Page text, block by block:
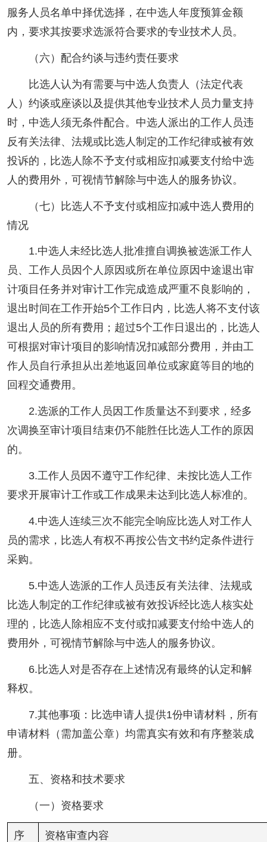
服务人员名单中择优选择，在中选人年度预算金额
内，要求其按要求选派符合要求的专业技术人员。
（六）配合约谈与违约责任要求
比选人认为有需要与中选人负责人（法定代表
人）约谈或座谈以及提供其他专业技术人员力量支持
时，中选人须无条件配合。中选人派出的工作人员违
反有关法律、法规或比选人制定的工作纪律或被有效
投诉的，比选人除不予支付或相应扣减要支付给中选
人的费用外，可视情节解除与中选人的服务协议。
（七）比选人不予支付或相应扣减中选人费用的
情况
1.中选人未经比选人批准擅自调换被选派工作人
员、工作人员因个人原因或所在单位原因中途退出审
计项目任务并对审计工作完成造成严重不良影响的，
退出时间在工作开始5个工作日内，比选人将不支付该
退出人员的所有费用；超过5个工作日退出的，比选人
可根据对审计项目的影响情况扣减部分费用，并由工
作人员自行承担从出差地返回单位或家庭等目的地的
回程交通费用。
2.选派的工作人员因工作质量达不到要求，经多
次调换至审计项目结束仍不能胜任比选人工作的原因
的。
3.工作人员因不遵守工作纪律、未按比选人工作
要求开展审计工作或工作成果未达到比选人标准的。
4.中选人连续三次不能完全响应比选人对工作人
员的需求，比选人有权不再按公告文书约定条件进行
采购。
5.中选人选派的工作人员违反有关法律、法规或
比选人制定的工作纪律或被有效投诉经比选人核实处
理的，比选人除相应不支付或扣减要支付给中选人的
费用外，可视情节解除与中选人的服务协议。
6.比选人对是否存在上述情况有最终的认定和解
释权。
7.其他事项：比选申请人提供1份申请材料，所有
申请材料（需加盖公章）均需真实有效和有序整装成
册。
五、资格和技术要求
（一）资格要求
序 资格审查内容